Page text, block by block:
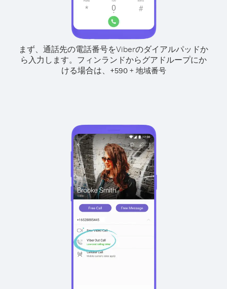
まず、通話先の電話番号をViberのダイアルパッドか
ら入力します。 フィンランドからグアドループにか
ける場合は、
+590+ 地域番号